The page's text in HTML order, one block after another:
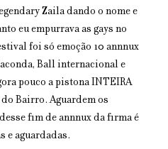
Zaila dando o nome e
eu empurrava as gays no
foi só emoção 10 annnux
Ball internacional e
pouco a pistona INTEIRA
Bairro. Aguardem os
fim de annnux da firma é
e aguardadas.